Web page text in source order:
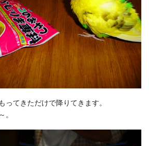
ってきただけで降りてきます。
。